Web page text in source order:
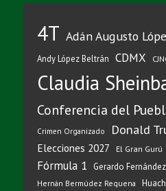
4T Adán Augusto
Andy López Beltrán CDMX
Claudia
Conferencia del
Crimen Organizado Donald
Elecciones 2027 El Gran Gurú
Fórmula 1 Gerardo
Hernán Bermúdez Requena